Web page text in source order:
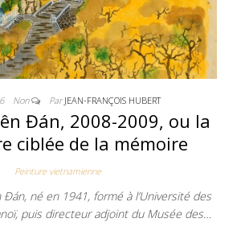
Non ParJEAN-FRANÇOIS HUBERT
Đán, 2008-2009, ou la
ciblée de la mémoire
Peinture vietnamienne
Đán, né en 1941, formé à l’Université des
puis directeur adjoint du Musée des…